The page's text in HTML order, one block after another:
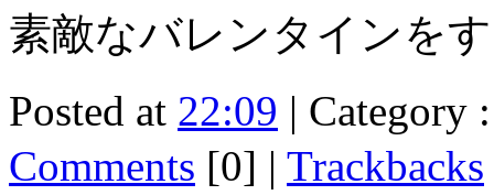
素敵なバレンタインを
Posted at 22:09 | Category
Comments [0] | Trackbacks